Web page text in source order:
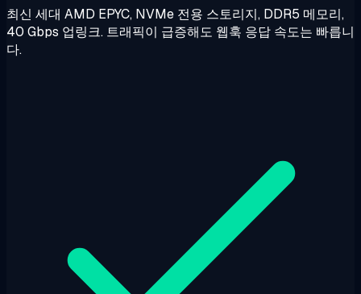
최신 세대 AMD EPYC, NVMe 전용 스토리지, DDR5 메모리,
40 Gbps 업링크. 트래픽이 급증해도 웹훅 응답 속도는 빠릅니
다.